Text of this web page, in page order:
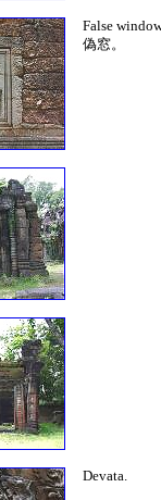
False
偽窓。
Devata.